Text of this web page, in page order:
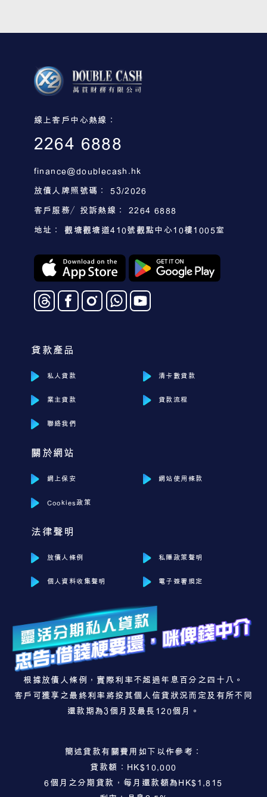
線上客戶中心熱線：
2264 6888
finance@doublecash.hk
放債人牌照號碼： 53/2026
客戶服務／投訴熱線： 2264 6888
地址： 觀塘觀塘道410號觀點中心10樓1005室
貸款產品
私人貸款 清卡數貸款
業主貸款 貸款流程
聯絡我們
關於網站
網上保安 網站使用條款
Cookies政策
法律聲明
放債人條例 私隱政策聲明
個人資料收集聲明 電子簽署規定
根據放債人條例，實際利率不超過年息百分之四十八。
客戶可獲享之最終利率將按其個人信貸狀況而定及有所不同
還款期為3個月及最長120個月。
簡述貸款有關費用如下以作參考：
貸款額：HK$10,000
6個月之分期貸款，每月還款額為HK$1,815